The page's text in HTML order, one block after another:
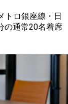
ロ銀座線・日
の通常20名着席